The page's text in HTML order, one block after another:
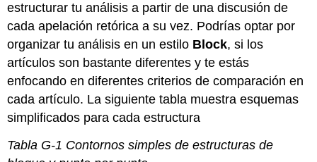
estructurar tu análisis a partir de una discusión de
cada apelación retórica a su vez. Podrías optar por
organizar tu análisis en un estilo Block, si los
artículos son bastante diferentes y te estás
enfocando en diferentes criterios de comparación en
cada artículo. La siguiente tabla muestra esquemas
simplificados para cada estructura
Tabla G-1 Contornos simples de estructuras de